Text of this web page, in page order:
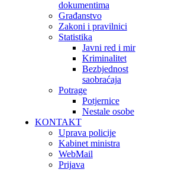
dokumentima
Građanstvo
Zakoni i pravilnici
Statistika
Javni red i mir
Kriminalitet
Bezbjednost
saobraćaja
Potrage
Potjernice
Nestale osobe
KONTAKT
Uprava policije
Kabinet ministra
WebMail
Prijava